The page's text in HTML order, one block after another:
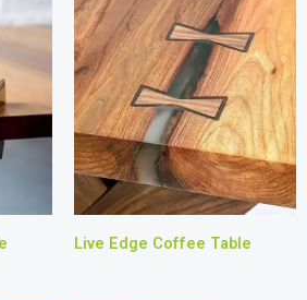
Live Edge Coffee Table